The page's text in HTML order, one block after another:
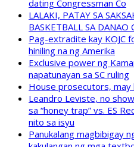
dating Congressman Co
LALAKI, PATAY SA
BASKETBALL SA DANAO
Pag-extradite kay KOJC
hiniling na ng Amerika
Exclusive power ng
napatunayan sa SC ruling
House prosecutors, may
Leandro Leviste, no
sa “honey trap” vs. ES
nito sa isyu
Panukalang magbibigay